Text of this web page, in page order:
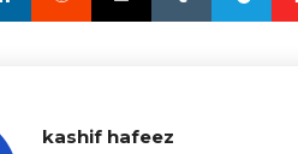
kashif hafeez